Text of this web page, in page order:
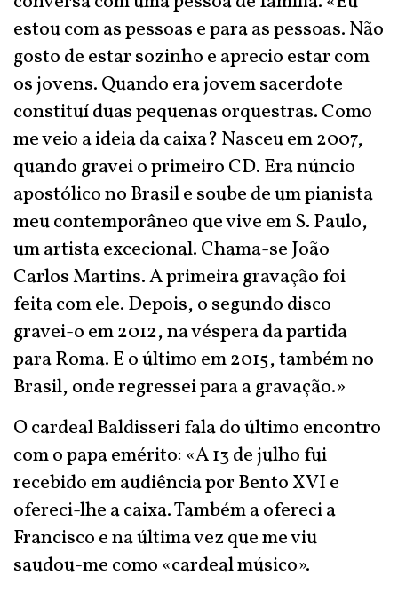
estou com as pessoas e para as pessoas. Não
gosto de estar sozinho e aprecio estar com
os jovens. Quando era jovem sacerdote
constituí duas pequenas orquestras. Como
me veio a ideia da caixa? Nasceu em 2007,
quando gravei o primeiro CD. Era núncio
apostólico no Brasil e soube de um pianista
meu contemporâneo que vive em S. Paulo,
um artista excecional. Chama-se João
Carlos Martins. A primeira gravação foi
feita com ele. Depois, o segundo disco
gravei-o em 2012, na véspera da partida
para Roma. E o último em 2015, também no
Brasil, onde regressei para a gravação.»
O cardeal Baldisseri fala do último encontro
com o papa emérito: «A 13 de julho fui
recebido em audiência por Bento XVI e
ofereci-lhe a caixa. Também a ofereci a
Francisco e na última vez que me viu
saudou-me como «cardeal músico».